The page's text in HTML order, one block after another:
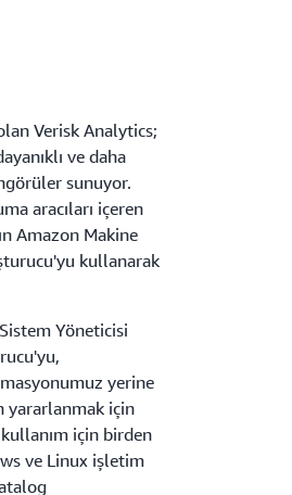
Verisk Analytics;
ve daha
sunuyor.
aracıları içeren
Amazon Makine
kullanarak
Yöneticisi
yerine
yararlanmak için
için birden
ve Linux işletim